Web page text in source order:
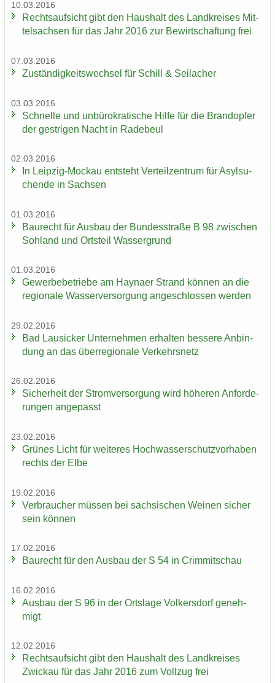
10.03.2016
Rechts­auf­sicht gibt den Haus­halt des Land­krei­ses Mit­
tel­sach­sen für das Jahr 2016 zur Be­wirt­schaf­tung frei
07.03.2016
Zu­stän­dig­keits­wech­sel für Schill & Seil­a­cher
03.03.2016
Schnel­le und un­bü­ro­kra­ti­sche Hilfe für die Brand­op­fer
der gest­ri­gen Nacht in Ra­de­beul
02.03.2016
In Leipzig-​Mockau ent­steht Ver­teil­zen­trum für Asyl­su­
chen­de in Sach­sen
01.03.2016
Bau­recht für Aus­bau der Bun­des­stra­ße B 98 zwi­schen
Soh­land und Orts­teil Was­ser­grund
01.03.2016
Ge­wer­be­be­trie­be am Hay­na­er Strand kön­nen an die
re­gio­na­le Was­ser­ver­sor­gung an­ge­schlos­sen wer­den
29.02.2016
Bad Lau­si­cker Un­ter­neh­men er­hal­ten bes­se­re An­bin­
dung an das über­re­gio­na­le Ver­kehrs­netz
26.02.2016
Si­cher­heit der Strom­ver­sor­gung wird hö­he­ren An­for­de­
run­gen an­ge­passt
23.02.2016
Grü­nes Licht für wei­te­res Hoch­was­ser­schutz­vor­ha­ben
rechts der Elbe
19.02.2016
Ver­brau­cher müs­sen bei säch­si­schen Wei­nen si­cher
sein kön­nen
17.02.2016
Bau­recht für den Aus­bau der S 54 in Crim­mit­schau
16.02.2016
Aus­bau der S 96 in der Orts­la­ge Vol­kers­dorf ge­neh­
migt
12.02.2016
Rechts­auf­sicht gibt den Haus­halt des Land­krei­ses
Zwi­ckau für das Jahr 2016 zum Voll­zug frei